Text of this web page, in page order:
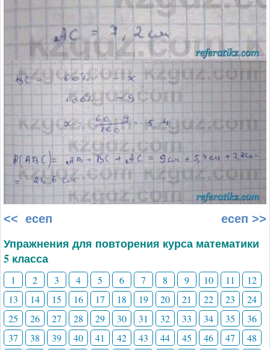
<< есеп есеп >>
Упражнения для повторения курса математики
5 класса
1 2 3 4 5 6 7 8 9 10 11
12
13
14 15 16 17 18 19 20 21 22 23
24
25
26 27 28 29 30 31 32 33 34 35
36
37
38 39 40 41 42 43 44 45 46 47
48